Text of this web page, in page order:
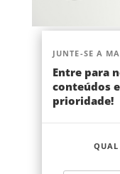
JUNTE-SE A
Entre para
conteúdos
prioridade!